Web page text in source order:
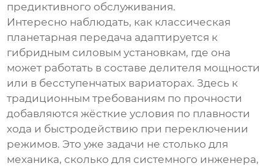
предиктивного обслуживания.
Интересно наблюдать, как классическая
планетарная передача адаптируется к
гибридным силовым установкам, где она
может работать в составе делителя мощности
или в бесступенчатых вариаторах. Здесь к
традиционным требованиям по прочности
добавляются жёсткие условия по плавности
хода и быстродействию при переключении
режимов. Это уже задачи не столько для
механика, сколько для системного инженера,